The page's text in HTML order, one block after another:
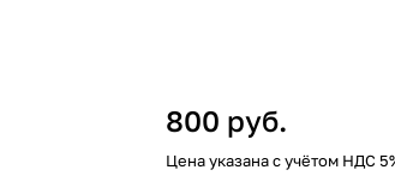
800 руб.
Цена указана с учётом НДС